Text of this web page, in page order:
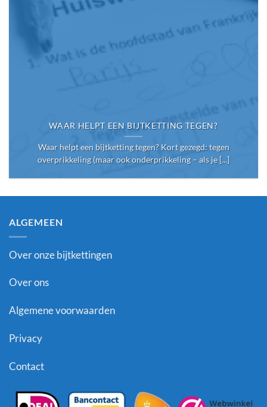
WAAR HELPT EEN BIJTKETTING TEGEN?
Waar helpt een bijtketting tegen? Kort gezegd: tegen
overprikkeling (maar ook onderprikkeling – als je [...]
ALGEMEEN
Over onze bijtkettingen
Over ons
Algemene voorwaarden
Privacy
Contact